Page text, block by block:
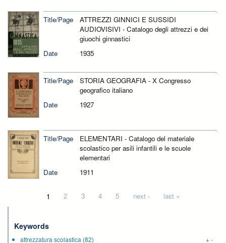
Title/Page
ATTREZZI GINNICI E SUSSIDI
AUDIOVISIVI - Catalogo degli attrezzi e dei
giuochi ginnastici
Date
1935
Title/Page
STORIA GEOGRAFIA - X Congresso
geografico italiano
Date
1927
Title/Page
ELEMENTARI - Catalogo del materiale
scolastico per asili infantili e le scuole
elementari
Date
1911
1 2 3 4 5 next › last »
Keywords
attrezzatura scolastica (82) +-